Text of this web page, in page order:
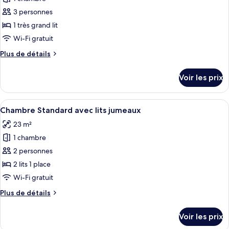
pour
ce
type
chambre :
3 personnes
1 très grand lit
Wi-Fi gratuit
Plus de détails
Plus
le
type
de
Suite
Majestueuse
Voir les prix
Afficher
toutes
les
photos
pour
ce
type
chambre :
Une chambre d’hôtel avec deux lits,
4
Chambre Standard avec lits jumeaux
23 m²
1 chambre
2 personnes
2 lits 1 place
Wi-Fi gratuit
Plus de détails
Plus
Voir les prix